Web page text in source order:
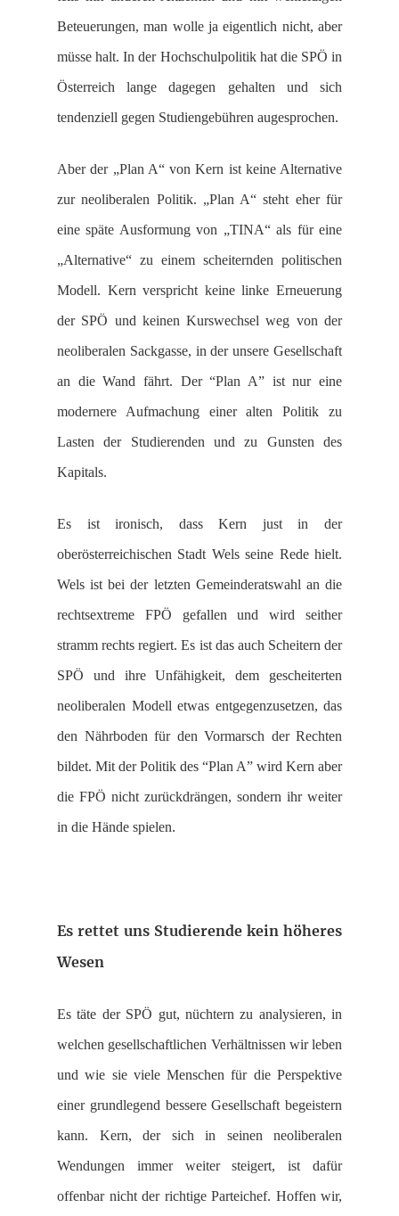
Beteuerungen, man wolle ja eigentlich nicht, aber
müsse halt. In der Hochschulpolitik hat die SPÖ in
Österreich lange dagegen gehalten und sich
tendenziell gegen Studiengebühren augesprochen.
Aber der „Plan A“ von Kern ist keine Alternative
zur neoliberalen Politik. „Plan A“ steht eher für
eine späte Ausformung von „TINA“ als für eine
„Alternative“ zu einem scheiternden politischen
Modell. Kern verspricht keine linke Erneuerung
der SPÖ und keinen Kurswechsel weg von der
neoliberalen Sackgasse, in der unsere Gesellschaft
an die Wand fährt. Der “Plan A” ist nur eine
modernere Aufmachung einer alten Politik zu
Lasten der Studierenden und zu Gunsten des
Kapitals.
Es ist ironisch, dass Kern just in der
oberösterreichischen Stadt Wels seine Rede hielt.
Wels ist bei der letzten Gemeinderatswahl an die
rechtsextreme FPÖ gefallen und wird seither
stramm rechts regiert. Es ist das auch Scheitern der
SPÖ und ihre Unfähigkeit, dem gescheiterten
neoliberalen Modell etwas entgegenzusetzen, das
den Nährboden für den Vormarsch der Rechten
bildet. Mit der Politik des “Plan A” wird Kern aber
die FPÖ nicht zurückdrängen, sondern ihr weiter
in die Hände spielen.
Es rettet uns Studierende kein höheres
Wesen
Es täte der SPÖ gut, nüchtern zu analysieren, in
welchen gesellschaftlichen Verhältnissen wir leben
und wie sie viele Menschen für die Perspektive
einer grundlegend bessere Gesellschaft begeistern
kann. Kern, der sich in seinen neoliberalen
Wendungen immer weiter steigert, ist dafür
offenbar nicht der richtige Parteichef. Hoffen wir,